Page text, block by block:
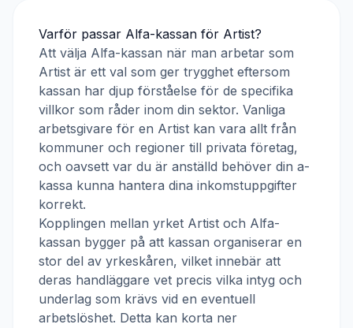
Varför passar Alfa-kassan för Artist?
Att välja Alfa-kassan när man arbetar som
Artist är ett val som ger trygghet eftersom
kassan har djup förståelse för de specifika
villkor som råder inom din sektor. Vanliga
arbetsgivare för en Artist kan vara allt från
kommuner och regioner till privata företag,
och oavsett var du är anställd behöver din a-
kassa kunna hantera dina inkomstuppgifter
korrekt.
Kopplingen mellan yrket Artist och Alfa-
kassan bygger på att kassan organiserar en
stor del av yrkeskåren, vilket innebär att
deras handläggare vet precis vilka intyg och
underlag som krävs vid en eventuell
arbetslöshet. Detta kan korta ner